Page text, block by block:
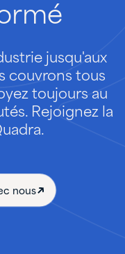
jusqu'aux
couvrons tous
toujours au
Rejoignez la
nous